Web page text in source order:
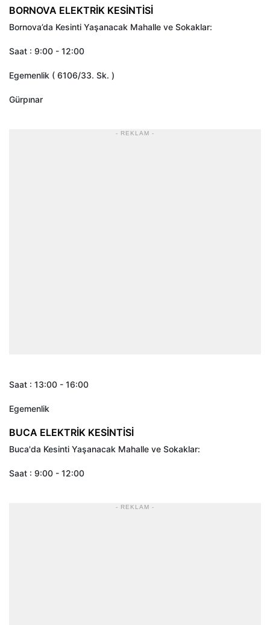
BORNOVA ELEKTRİK KESİNTİSİ
Bornova’da Kesinti Yaşanacak Mahalle ve Sokaklar:
Saat : 9:00 - 12:00
Egemenlik ( 6106/33. Sk. )
Gürpınar
- REKLAM -
Saat : 13:00 - 16:00
Egemenlik
BUCA ELEKTRİK KESİNTİSİ
Buca'da Kesinti Yaşanacak Mahalle ve Sokaklar:
Saat : 9:00 - 12:00
- REKLAM -